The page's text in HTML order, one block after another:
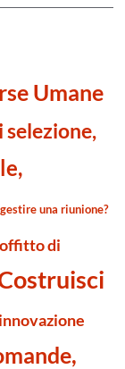
Umane
una riunione?
di